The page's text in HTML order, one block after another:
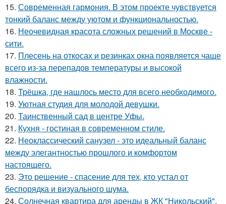
15. Современная гармония. В этом проекте чувствуется
тонкий баланс между уютом и функциональностью.
16. Неочевидная красота сложных решений в Москве -
сити.
17. Плесень на откосах и резинках окна появляется чаще
всего из-за перепадов температуры и высокой
влажности.
18. Трёшка, где нашлось место для всего необходимого.
19. Уютная студия для молодой девушки.
20. Таинственный сад в центре Уфы.
21. Кухня - гостиная в современном стиле.
22. Неоклассический санузел - это идеальный баланс
между элегантностью прошлого и комфортом
настоящего.
23. Это решение - спасение для тех, кто устал от
беспорядка и визуального шума.
24. Солнечная квартира для аренды в ЖК "Никольский".